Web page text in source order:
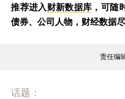
推荐进入财新数据库 ，可随
债券、公司人物，财经数据尽
责任编
话题：